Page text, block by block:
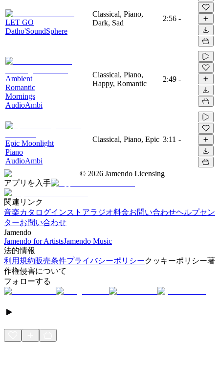
LET GO
Datho'SoundSphere
Classical, Piano,
Dark, Sad
2:56 -
Ambient
Romantic
Mornings
AudioAmbi
Classical, Piano,
Happy, Romantic
2:49 -
Epic Moonlight
Piano
AudioAmbi
Classical, Piano, Epic 3:11 -
© 2026 Jamendo Licensing
アプリを入手
関連リンク
音楽カタログインストアラジオ料金お問い合わせヘルプセン
ターお問い合わせ
Jamendo
Jamendo for ArtistsJamendo Music
法的情報
利用規約販売条件プライバシーポリシークッキーポリシー著
作権侵害について
フォローする